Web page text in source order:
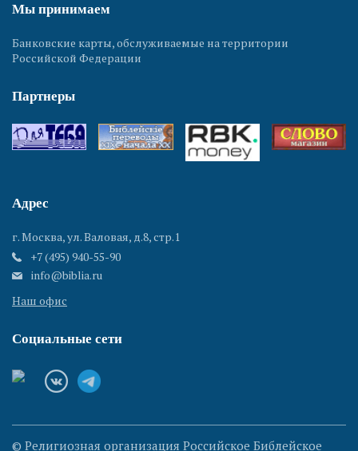
Мы принимаем
Банковские карты, обслуживаемые на территории
Российской Федерации
Партнеры
Адрес
г. Москва, ул. Валовая, д.8, стр.1
+7 (495) 940-55-90
info@biblia.ru
Наш офис
Социальные сети
© Религиозная организация Российское Библейское